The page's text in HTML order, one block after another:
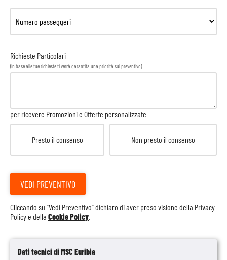
Dati tecnici di MSC Euribia
Richieste Particolari
(in base alle tue richieste ti verrà garantita una priorità sul preventivo)
per ricevere Promozioni e Offerte personalizzate
Presto il consenso Non presto il consenso
VEDI PREVENTIVO
Cliccando su "Vedi Preventivo" dichiaro di aver preso visione della Privacy
Policye della Cookie Policy